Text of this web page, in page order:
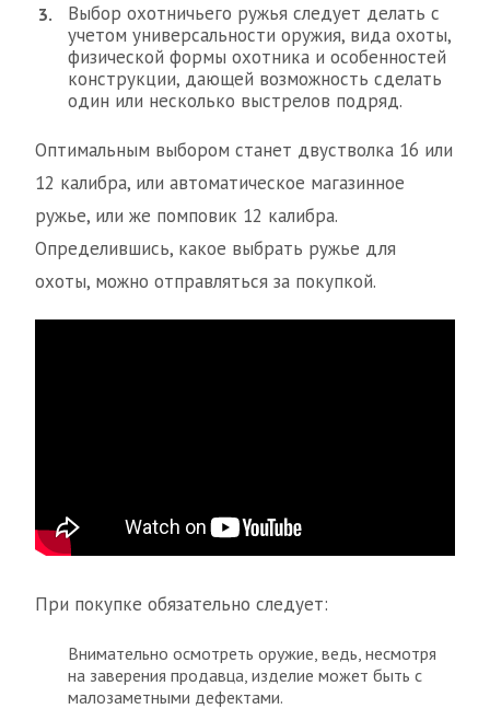
Выбор охотничьего ружья следует делать с
учетом универсальности оружия, вида охоты,
физической формы охотника и особенностей
конструкции, дающей возможность сделать
один или несколько выстрелов подряд.
Оптимальным выбором станет двустволка 16 или
12 калибра, или автоматическое магазинное
ружье, или же помповик 12 калибра.
Определившись, какое выбрать ружье для
охоты, можно отправляться за покупкой.
При покупке обязательно следует:
Внимательно осмотреть оружие, ведь, несмотря
на заверения продавца, изделие может быть с
малозаметными дефектами.